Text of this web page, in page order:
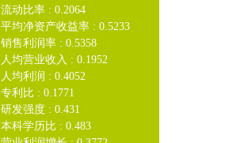
流动比率 : 0.2064
平均净资产收益率 : 0.5233
销售利润率 : 0.5358
人均营业收入 : 0.1952
人均利润 : 0.4052
专利比 : 0.1771
研发强度 : 0.431
本科学历比 : 0.483